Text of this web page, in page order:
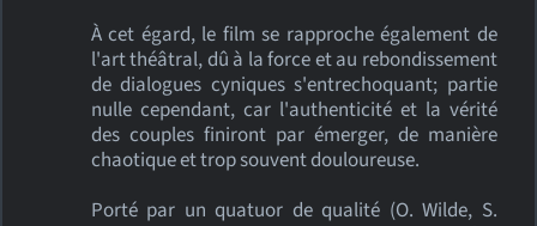
À cet égard, le film se rapproche également de
l'art théâtral, dû à la force et au rebondissement
de dialogues cyniques s'entrechoquant; partie
nulle cependant, car l'authenticité et la vérité
des couples finiront par émerger, de manière
chaotique et trop souvent douloureuse.
Porté par un quatuor de qualité (O. Wilde, S.